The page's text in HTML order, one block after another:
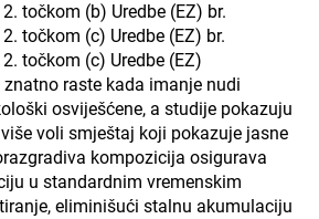
točkom (b) Uredbe (EZ) br.
točkom (c) Uredbe (EZ) br.
točkom (c) Uredbe (EZ)
raste kada imanje nudi
osviješćene, a studije pokazuju
voli smještaj koji pokazuje jasne
kompozicija osigurava
u standardnim vremenskim
eliminišući stalnu akumulaciju